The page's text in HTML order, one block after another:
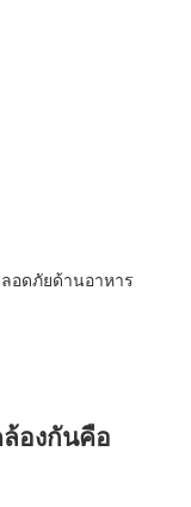
อดภัยด้านอาหาร
องกันคือ